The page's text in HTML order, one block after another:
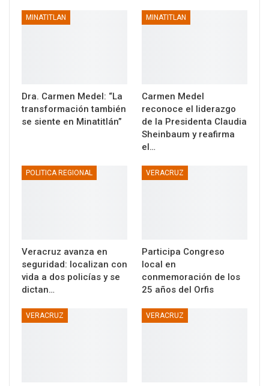
MINATITLAN
Dra. Carmen Medel: “La
transformación también
se siente en Minatitlán”
MINATITLAN
Carmen Medel
reconoce el liderazgo
de la Presidenta Claudia
Sheinbaum y reafirma
el…
POLITICA REGIONAL
Veracruz avanza en
seguridad: localizan con
vida a dos policías y se
dictan…
VERACRUZ
Participa Congreso
local en
conmemoración de los
25 años del Orfis
VERACRUZ VERACRUZ